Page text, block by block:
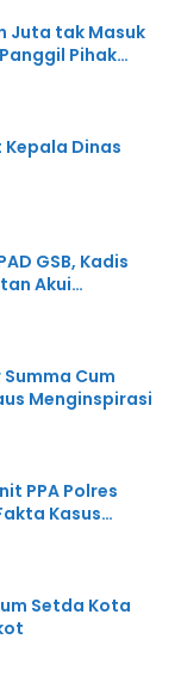
Juta tak Masuk
Pihak
Kepala Dinas
GSB, Kadis
Akui
Cum
Menginspirasi
PPA Polres
Kasus
Setda Kota